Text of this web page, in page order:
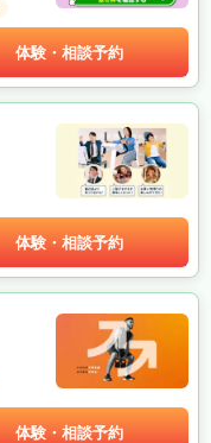
体験・相談予約
体験・相談予約
体験・相談予約